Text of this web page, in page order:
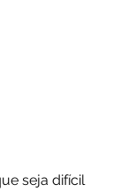
seja difícil